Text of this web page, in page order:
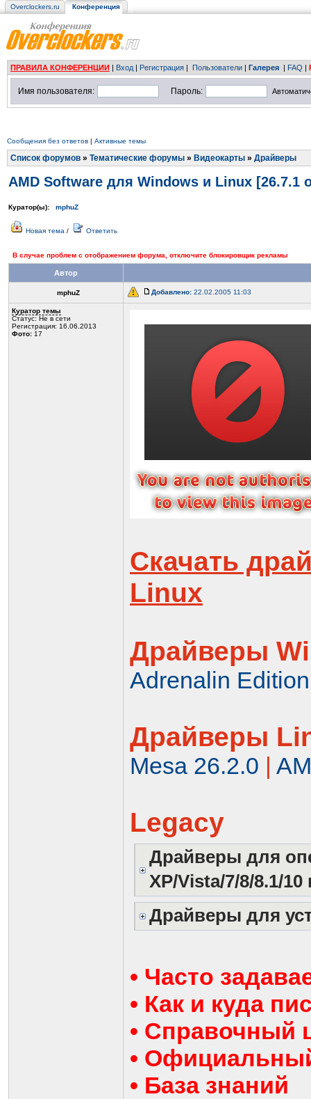
Overclockers.ru Конференция
ПРАВИЛА КОНФЕРЕНЦИИ | Вход | Регистрация | Пользователи | Галерея | FAQ |
Имя пользователя: Пароль:
Сообщения без ответов | Активные темы
Список форумов » Тематические форумы » Видеокарты » Драйверы
AMD Software для Windows и Linux [26.7.1
Куратор(ы): mphuZ
Новая тема / Ответить
В случае проблем с отображением форума, отключите блокировщик рекламы
Автор
mphuZ Добавлено: 22.02.2005 11:03
Куратор темы
Статус: Не в сети
Регистрация: 16.06.2013
Фото: 17
Скачать
Linux
Драйверы
Adrenalin
Драйверы
Mesa 26.2.0 |
Legacy
Драйверы для
XP/Vista/7/8/8.1/
Драйверы для
• Часто
• Как и куда
• Справочный
•
• База знаний